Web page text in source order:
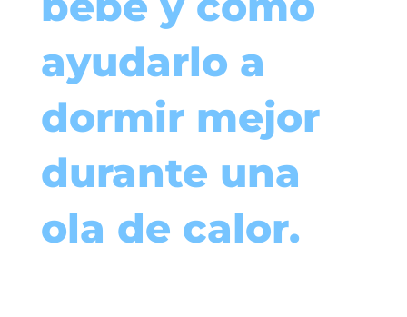
ayudarlo a
dormir mejor
durante una
ola de calor.